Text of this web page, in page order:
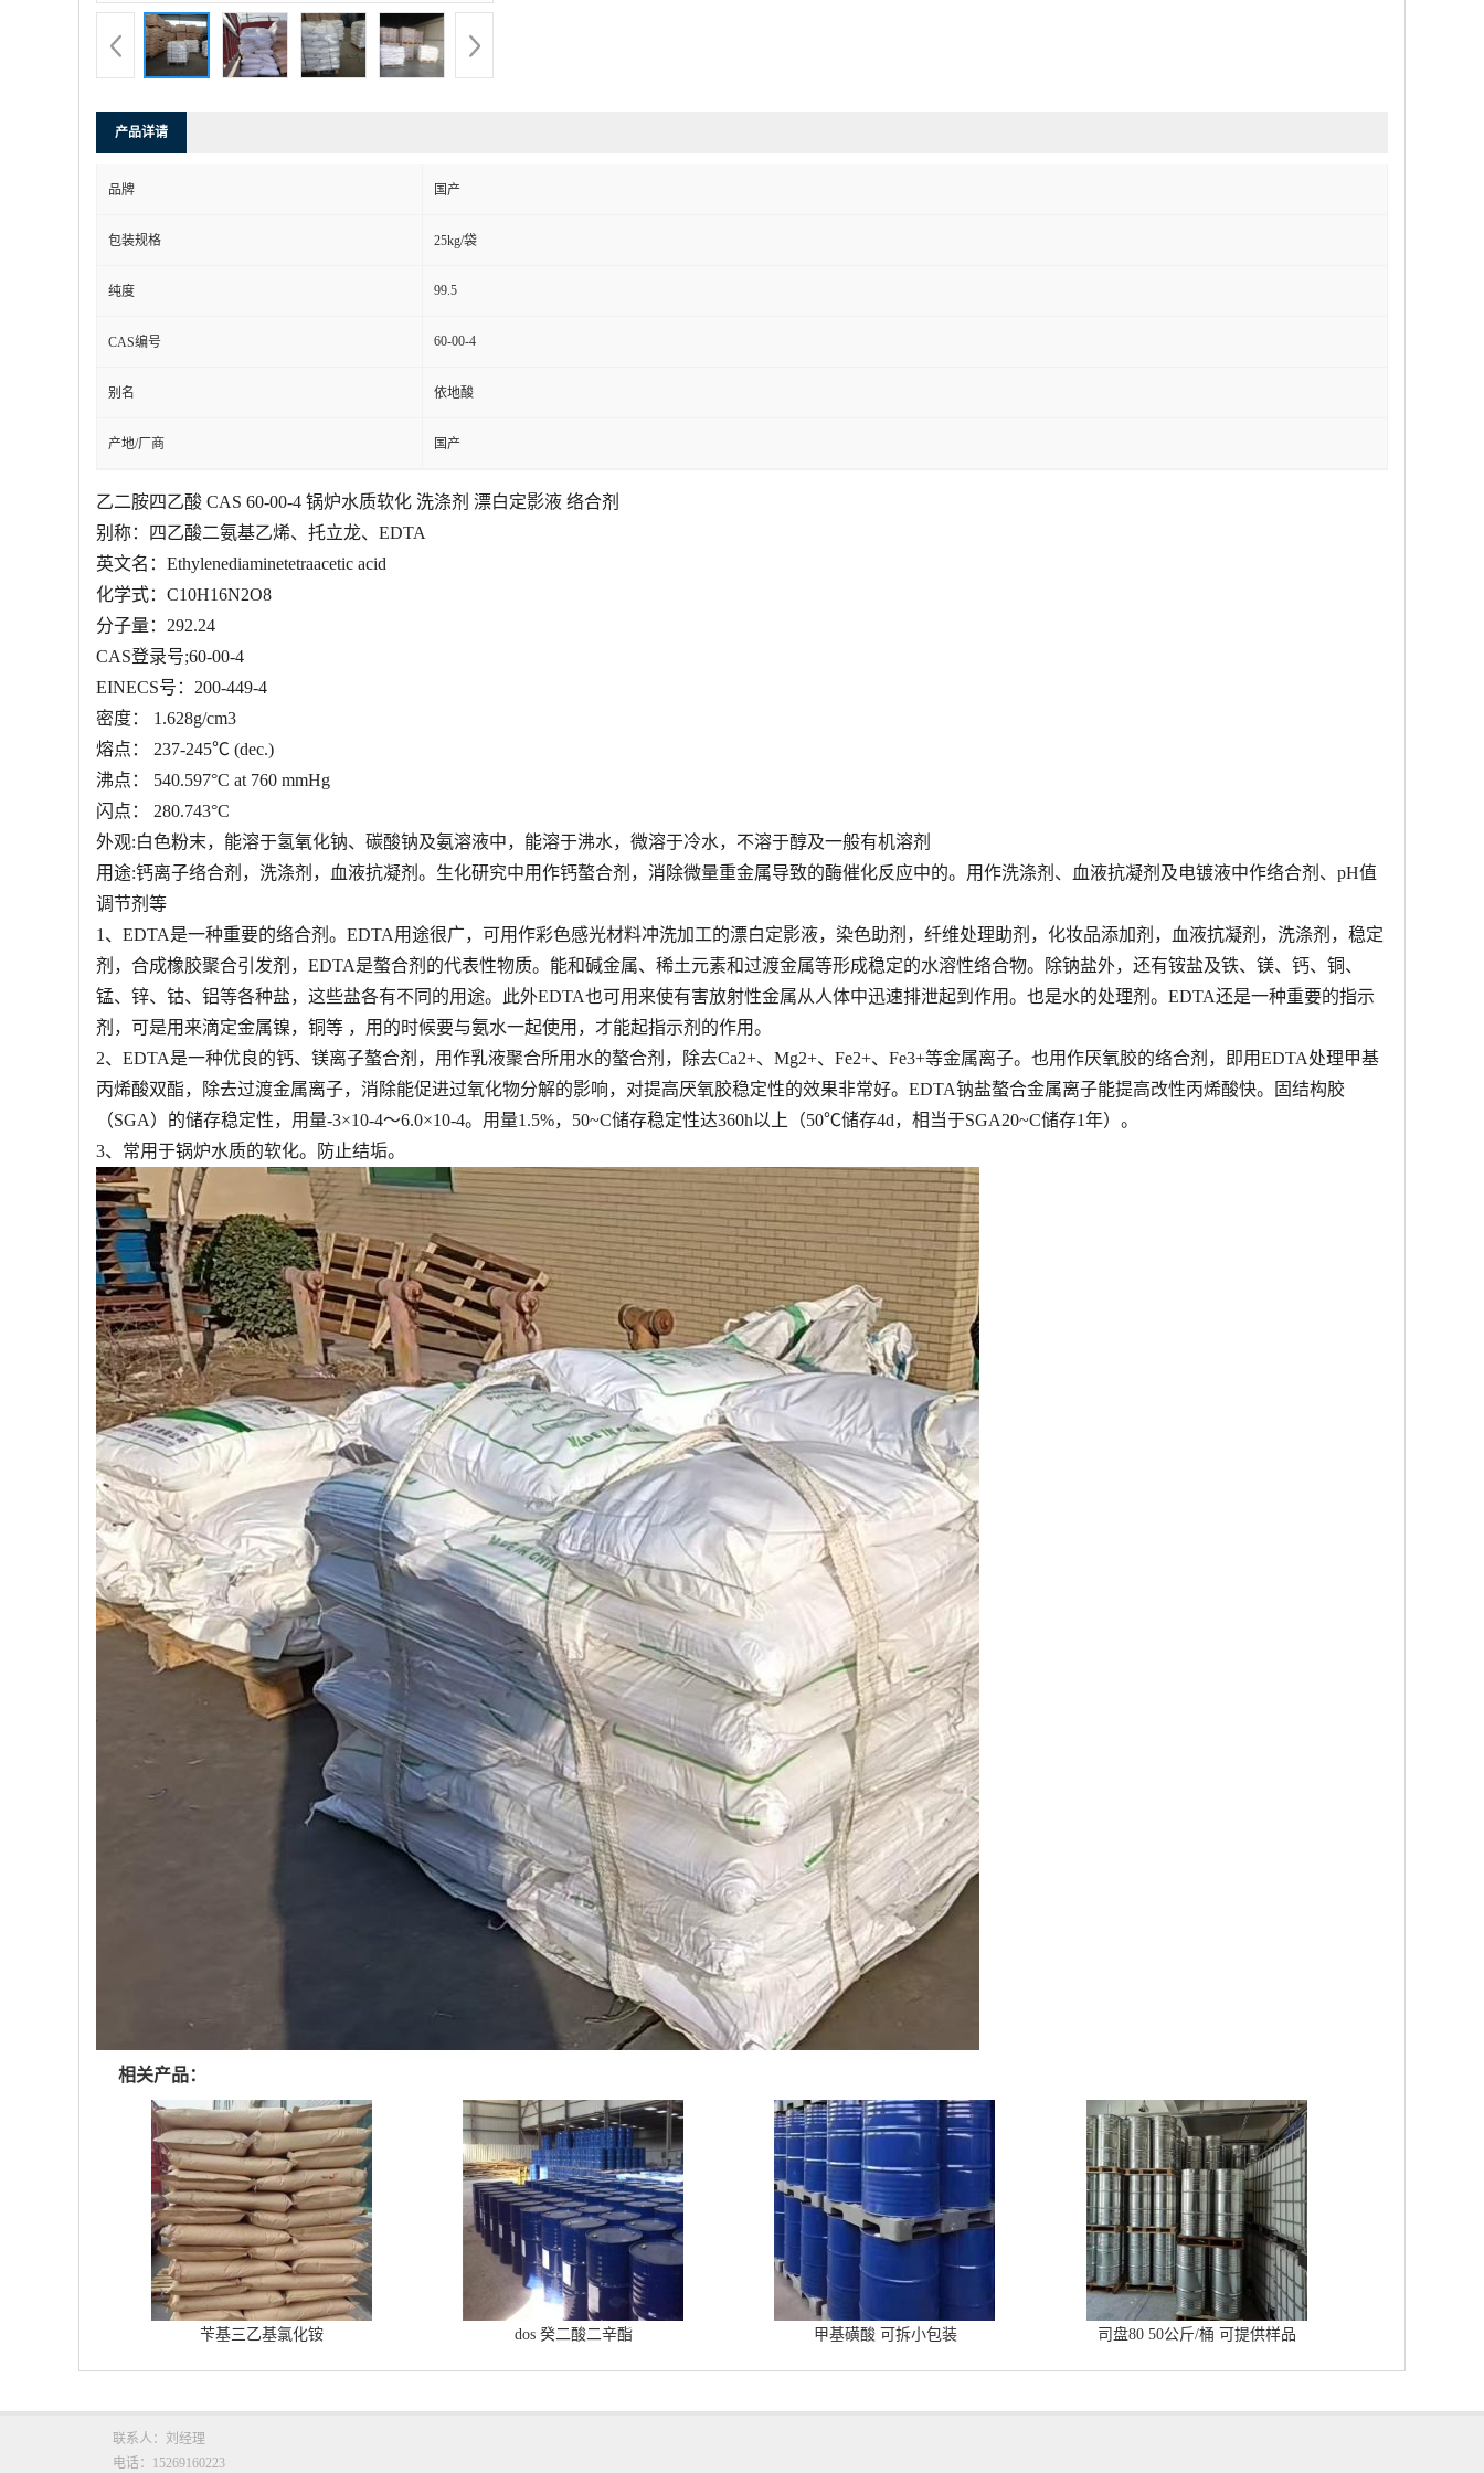
产品详请
品牌 国产
包装规格 25kg/袋
纯度 99.5
CAS编号 60-00-4
别名 依地酸
产地/厂商 国产
乙二胺四乙酸 CAS 60-00-4 锅炉水质软化 洗涤剂 漂白定影液 络合剂
别称：四乙酸二氨基乙烯、托立龙、EDTA
英文名：Ethylenediaminetetraacetic acid
化学式：C10H16N2O8
分子量：292.24
CAS登录号;60-00-4
EINECS号：200-449-4
密度： 1.628g/cm3
熔点： 237-245℃ (dec.)
沸点： 540.597°C at 760 mmHg
闪点： 280.743°C
外观:白色粉末，能溶于氢氧化钠、碳酸钠及氨溶液中，能溶于沸水，微溶于冷水，不溶于醇及一般有机溶剂
用途:钙离子络合剂，洗涤剂，血液抗凝剂。生化研究中用作钙螯合剂，消除微量重金属导致的酶催化反应中的。用作洗涤剂、血液抗凝剂及电镀液中作络合剂、pH值
调节剂等
1、EDTA是一种重要的络合剂。EDTA用途很广，可用作彩色感光材料冲洗加工的漂白定影液，染色助剂，纤维处理助剂，化妆品添加剂，血液抗凝剂，洗涤剂，稳定
剂，合成橡胶聚合引发剂，EDTA是螯合剂的代表性物质。能和碱金属、稀土元素和过渡金属等形成稳定的水溶性络合物。除钠盐外，还有铵盐及铁、镁、钙、铜、
锰、锌、钴、铝等各种盐，这些盐各有不同的用途。此外EDTA也可用来使有害放射性金属从人体中迅速排泄起到作用。也是水的处理剂。EDTA还是一种重要的指示
剂，可是用来滴定金属镍，铜等 ，用的时候要与氨水一起使用，才能起指示剂的作用。
2、EDTA是一种优良的钙、镁离子螯合剂，用作乳液聚合所用水的螯合剂，除去Ca2+、Mg2+、Fe2+、Fe3+等金属离子。也用作厌氧胶的络合剂，即用EDTA处理甲基
丙烯酸双酯，除去过渡金属离子，消除能促进过氧化物分解的影响，对提高厌氧胶稳定性的效果非常好。EDTA钠盐螯合金属离子能提高改性丙烯酸快。固结构胶
（SGA）的储存稳定性，用量-3×10-4～6.0×10-4。用量1.5%，50~C储存稳定性达360h以上（50℃储存4d，相当于SGA20~C储存1年）。
3、常用于锅炉水质的软化。防止结垢。
相关产品：
苄基三乙基氯化铵 dos 癸二酸二辛酯 甲基磺酸 可拆小包装 司盘80 50公斤/桶 可提供样品
联系人：刘经理
电话：15269160223